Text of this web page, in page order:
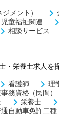
メント）
児童福祉関連
相談サービス
・栄養士求人を
看護師
理
事務資格（民間）
栄養士
通自動車免許二種